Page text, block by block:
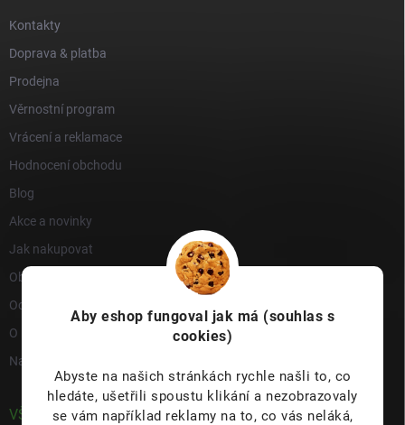
Aby eshop fungoval jak má (souhlas s
cookies)
Abyste na našich stránkách rychle našli to, co
hledáte, ušetřili spoustu klikání a nezobrazovaly
se vám například reklamy na to, co vás neláká,
Kontakty
Doprava & platba
Prodejna
Věrnostní program
Vrácení a reklamace
Hodnocení obchodu
Blog
Akce a novinky
Jak nakupovat
Obchodní podmínky
Ochrana osobních údajů
O nás
Napište nám
VŠE O NÁS